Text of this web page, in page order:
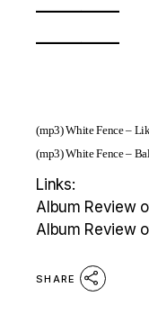
—————–
—————–
(mp3)White Fence –
(mp3)White Fence –
Links:
Album Review
Album Review
SHARE